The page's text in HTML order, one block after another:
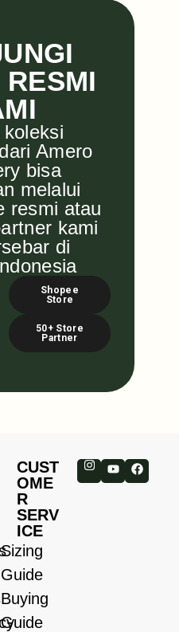
RESMI
Amero
bisa
melalui
resmi atau
kami
di
50+ Store
Partner
Shopee
Store
CUST
OME
R
SERV
ICE
Sizing
Guide
Buying
Guide